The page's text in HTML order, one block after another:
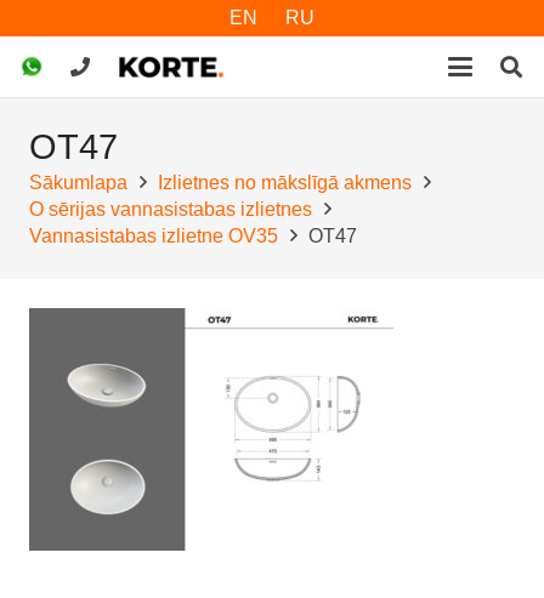
EN RU
OT47
Sākumlapa
Izlietnes no mākslīgā akmens
O sērijas vannasistabas izlietnes
Vannasistabas izlietne OV35
OT47